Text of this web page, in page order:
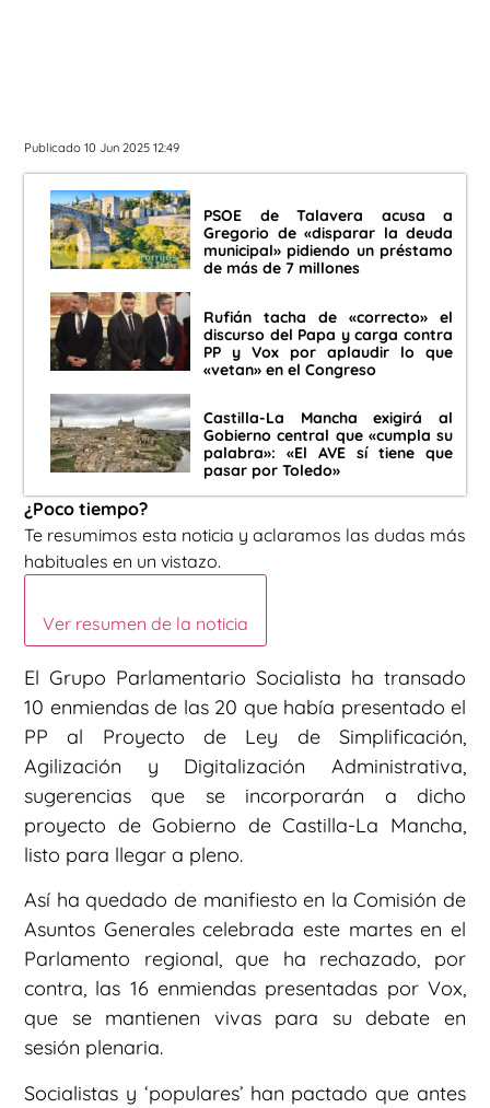
Publicado 10 Jun 2025 12:49
PSOE de Talavera acusa a
Gregorio de «disparar la deuda
municipal» pidiendo un préstamo
de más de 7 millones
Rufián tacha de «correcto» el
discurso del Papa y carga contra
PP y Vox por aplaudir lo que
«vetan» en el Congreso
Castilla-La Mancha exigirá al
Gobierno central que «cumpla su
palabra»: «El AVE sí tiene que
pasar por Toledo»
¿Poco tiempo?
Te resumimos esta noticia y aclaramos las dudas más
habituales en un vistazo.
Ver resumen de la noticia
El Grupo Parlamentario Socialista ha transado
10 enmiendas de las 20 que había presentado el
PP al Proyecto de Ley de Simplificación,
Agilización y Digitalización Administrativa,
sugerencias que se incorporarán a dicho
proyecto de Gobierno de Castilla-La Mancha,
listo para llegar a pleno.
Así ha quedado de manifiesto en la Comisión de
Asuntos Generales celebrada este martes en el
Parlamento regional, que ha rechazado, por
contra, las 16 enmiendas presentadas por Vox,
que se mantienen vivas para su debate en
sesión plenaria.
Socialistas y ‘populares’ han pactado que antes